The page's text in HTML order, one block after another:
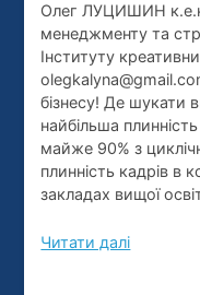
Олег ЛУЦИШИН
менеджменту та
Інституту
бізнесу! Де шукати
найбільша
майже 90% з
плинність кадрів в
закладах вищої
Читати далі